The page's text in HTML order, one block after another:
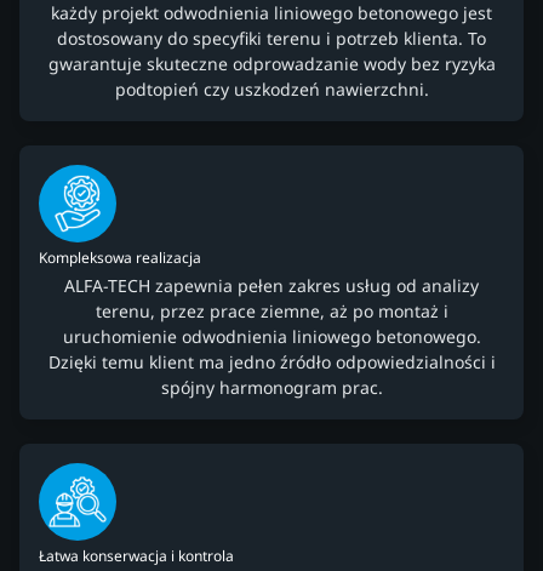
każdy projekt odwodnienia liniowego betonowego jest
dostosowany do specyfiki terenu i potrzeb klienta. To
gwarantuje skuteczne odprowadzanie wody bez ryzyka
podtopień czy uszkodzeń nawierzchni.
Kompleksowa realizacja
ALFA-TECH zapewnia pełen zakres usług od analizy
terenu, przez prace ziemne, aż po montaż i
uruchomienie odwodnienia liniowego betonowego.
Dzięki temu klient ma jedno źródło odpowiedzialności i
spójny harmonogram prac.
Łatwa konserwacja i kontrola